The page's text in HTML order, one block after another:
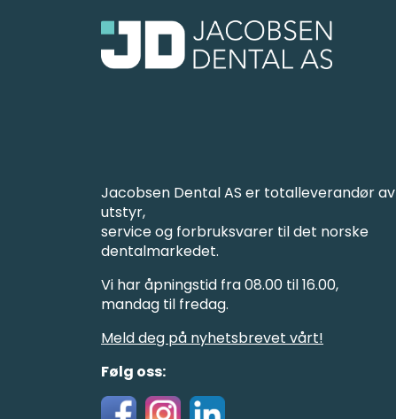
Jacobsen Dental AS er totalleverandør av
utstyr,
service og forbruksvarer til det norske
dentalmarkedet.
Vi har åpningstid fra 08.00 til 16.00,
mandag til fredag.
Meld deg på nyhetsbrevet vårt!
Følg oss: